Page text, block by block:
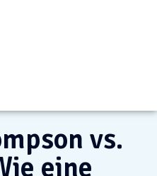
vs.
eine